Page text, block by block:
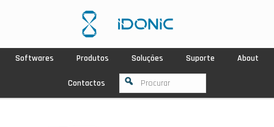
Softwares Produtos Soluções Suporte About
Contactos